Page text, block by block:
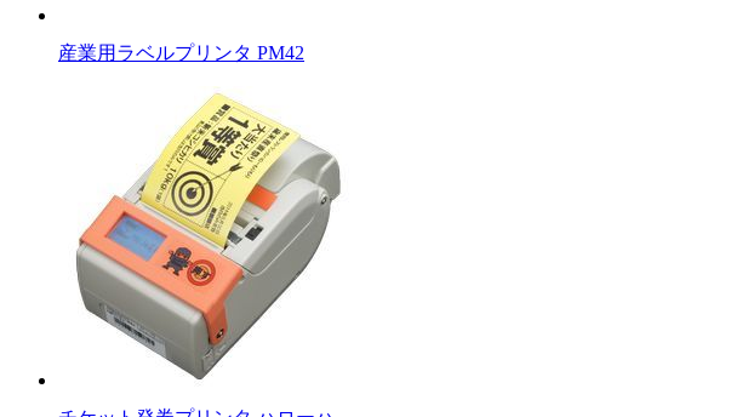
産業用ラベルプリンタ PM42